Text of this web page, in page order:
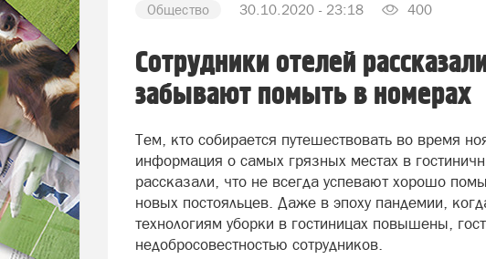
Общество 30.10.2020 - 23:18 400
Сотрудники отелей
забывают помыть в номерах
Тем, кто собирается путешествовать во время
информация о самых грязных местах в
рассказали, что не всегда успевают хорошо
новых постояльцев. Даже в эпоху пандемии,
технологиям уборки в гостиницах повышены,
недобросовестностью сотрудников.